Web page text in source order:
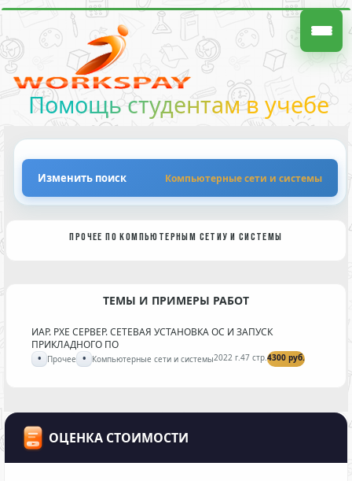
Помощь студентам в учебе
Изменить поиск Компьютерные сети и системы
ПРОЧЕЕ ПО КОМПЬЮТЕРНЫМ СЕТИУ И СИСТЕМЫ
ТЕМЫ И ПРИМЕРЫ РАБОТ
ИАР. PXE СЕРВЕР. СЕТЕВАЯ УСТАНОВКА ОС И ЗАПУСК
ПРИКЛАДНОГО ПО
•
Прочее • Компьютерные сети и системы2022 г.47 стр.4300 руб.
ОЦЕНКА СТОИМОСТИ